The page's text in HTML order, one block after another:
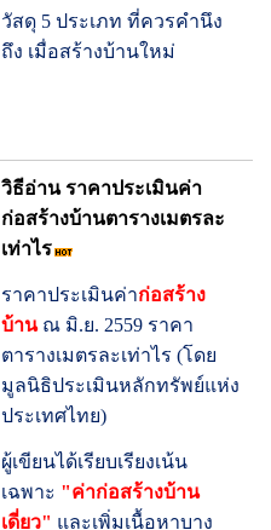
วัสดุ 5 ประเภท ที่ควรคำนึง
ถึง เมื่อสร้างบ้านใหม่
วิธีอ่าน ราคาประเมินค่า
ก่อสร้างบ้านตารางเมตรละ
เท่าไร
ราคาประเมินค่าก่อสร้าง
บ้านณ มิ.ย. 2559 ราคา
ตารางเมตรละเท่าไร (โดย
มูลนิธิประเมินหลักทรัพย์แห่ง
ประเทศไทย)
ผู้เขียนได้เรียบเรียงเน้น
เฉพาะ "ค่าก่อสร้างบ้าน
เดี่ยว" และเพิ่มเนื้อหาบาง